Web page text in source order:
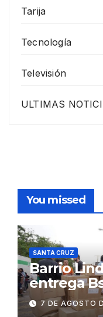
Tarija
Tecnología
Televisión
ULTIMAS
You missed
SANTA CRUZ
Barrio
entrega
insumos
7 DE AGOSTO